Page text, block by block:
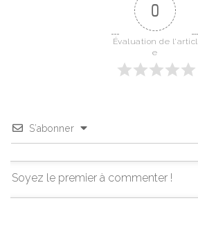
0
Évaluation de l'articl
e
S’abonner